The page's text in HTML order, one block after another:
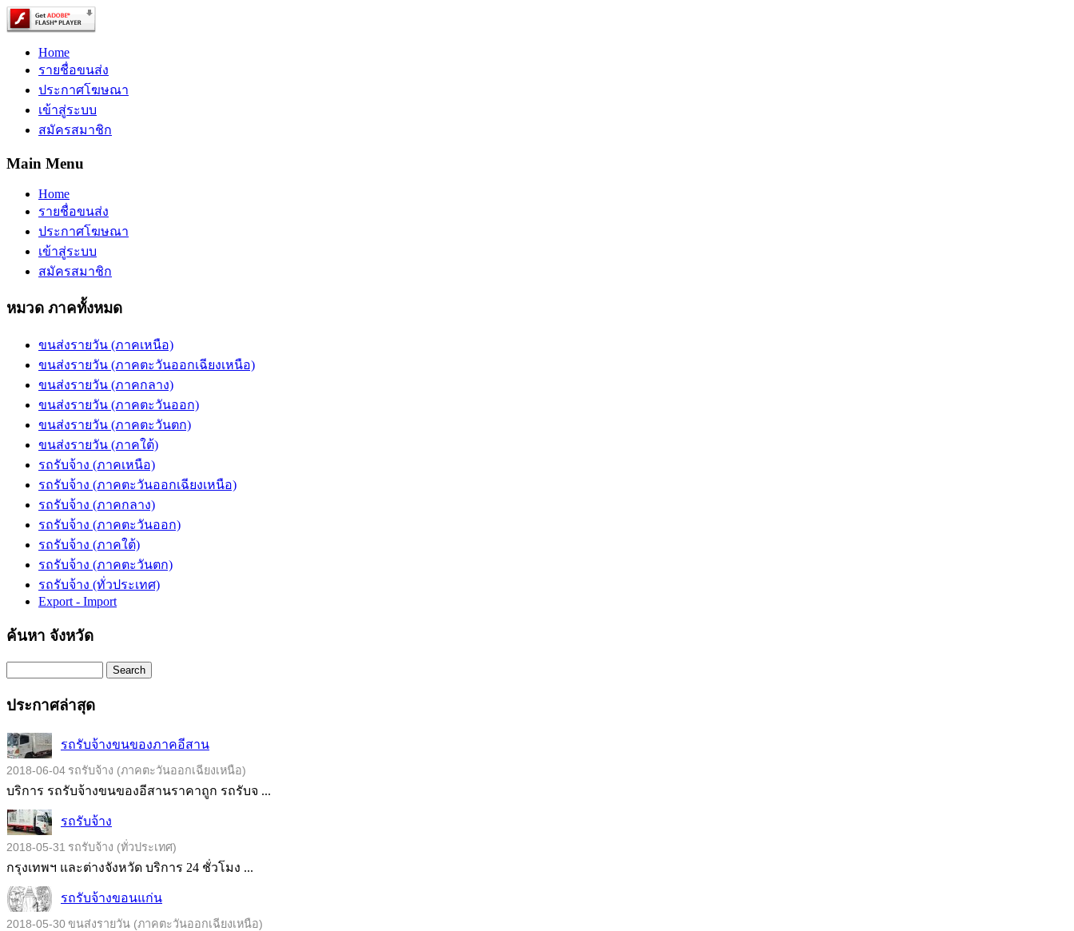
Home
รายชื่อขนส่ง
ประกาศโฆษณา
เข้าสู่ระบบ
สมัครสมาชิก
Main Menu
Home
รายชื่อขนส่ง
ประกาศโฆษณา
เข้าสู่ระบบ
สมัครสมาชิก
หมวด ภาคทั้งหมด
ขนส่งรายวัน (ภาคเหนือ)
ขนส่งรายวัน (ภาคตะวันออกเฉียงเหนือ)
ขนส่งรายวัน (ภาคกลาง)
ขนส่งรายวัน (ภาคตะวันออก)
ขนส่งรายวัน (ภาคตะวันตก)
ขนส่งรายวัน (ภาคใต้)
รถรับจ้าง (ภาคเหนือ)
รถรับจ้าง (ภาคตะวันออกเฉียงเหนือ)
รถรับจ้าง (ภาคกลาง)
รถรับจ้าง (ภาคตะวันออก)
รถรับจ้าง (ภาคใต้)
รถรับจ้าง (ภาคตะวันตก)
รถรับจ้าง (ทั่วประเทศ)
Export - Import
ค้นหา จังหวัด
Search
ประกาศล่าสุด
รถรับจ้างขนของภาคอีสาน
2018-06-04 รถรับจ้าง (ภาคตะวันออกเฉียงเหนือ)
บริการ รถรับจ้างขนของอีสานราคาถูก รถรับจ ...
รถรับจ้าง
2018-05-31 รถรับจ้าง (ทั่วประเทศ)
กรุงเทพฯ และต่างจังหวัด บริการ 24 ชั่วโมง ...
รถรับจ้างขอนแก่น
2018-05-30ขนส่งรายวัน (ภาคตะวันออกเฉียงเหนือ)